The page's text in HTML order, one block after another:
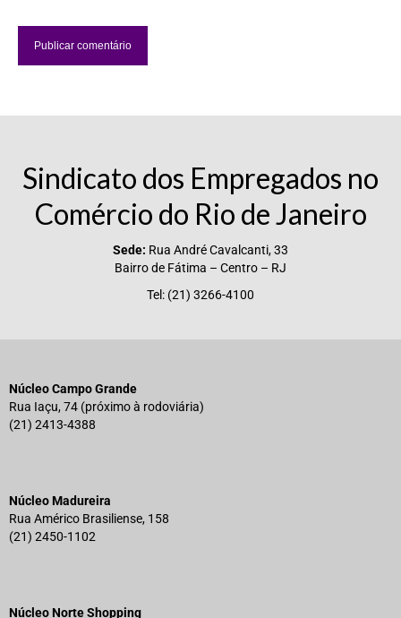
EMPRESAS
Boletos
PESQUISA 6×1
Sindicato dos Empregados no
Comércio do Rio de Janeiro
Sede: Rua André Cavalcanti, 33
Bairro de Fátima – Centro – RJ
Tel: (21) 3266-4100
Núcleo Campo Grande
Rua Iaçu, 74 (próximo à rodoviária)
(21) 2413-4388
Núcleo Madureira
Rua Américo Brasiliense, 158
(21) 2450-1102
Núcleo Norte Shopping